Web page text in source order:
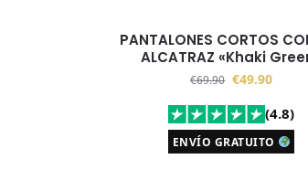
PANTALONES CORTOS
ALCATRAZ «Khaki
€69.90 €49.90
(4.8)
ENVÍO GRATUITO